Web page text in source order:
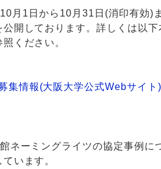
月1日から10月31日(消印有効)
公開しております。詳しくは以
ください。
集情報(大阪大学公式Webサイト)
ネーミングライツの協定事例に
います。